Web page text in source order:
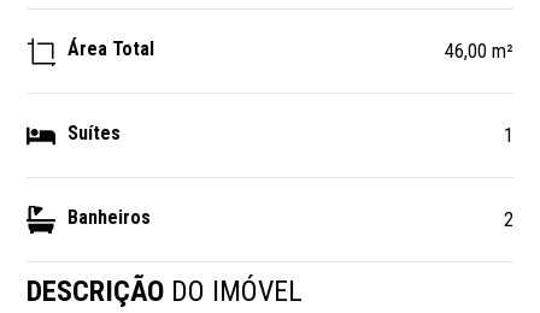
Área Total 46,00 m²
Suítes 1
Banheiros 2
DESCRIÇÃO DO IMÓVEL